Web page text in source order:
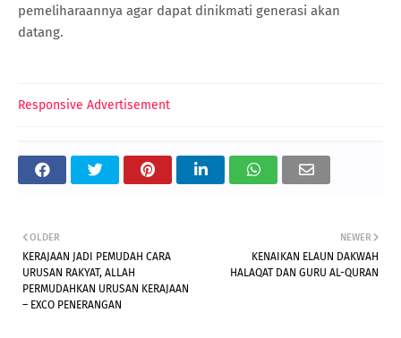
pemeliharaannya agar dapat dinikmati generasi akan
datang.
Responsive Advertisement
NEWER
KENAIKAN ELAUN DAKWAH
HALAQAT DAN GURU AL-QURAN
OLDER
KERAJAAN JADI PEMUDAH CARA
URUSAN RAKYAT, ALLAH
PERMUDAHKAN URUSAN KERAJAAN
– EXCO PENERANGAN